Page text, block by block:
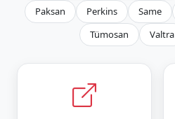
Paksan
Perkins Same
Tümosan
Valtra